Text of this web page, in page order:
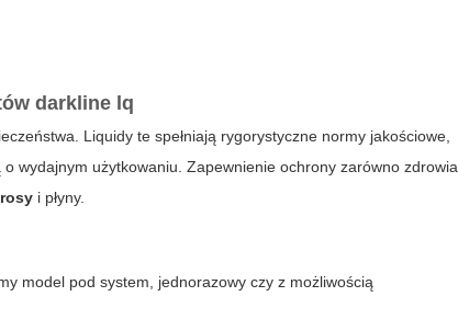
darkline lq
Liquidy te spełniają rygorystyczne normy jakościowe,
wydajnym użytkowaniu. Zapewnienie ochrony zarówno zdrowia,
i płyny.
model pod system, jednorazowy czy z możliwością